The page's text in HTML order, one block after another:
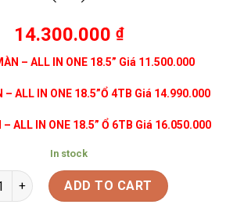
14.300.000 ₫
– ALL IN ONE 18.5” Giá 11.500.000
– ALL IN ONE 18.5”Ổ 4TB Giá 14.990.000
– ALL IN ONE 18.5” Ổ 6TB Giá 16.050.000
In stock
ADD TO CART